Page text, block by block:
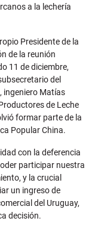
a la lechería
Presidente de la
de la reunión
11 de diciembre,
del
ingeniero Matías
de Leche
formar parte de la
Popular China.
con la deferencia
participar nuestra
y la crucial
un ingreso de
del Uruguay,
decisión.